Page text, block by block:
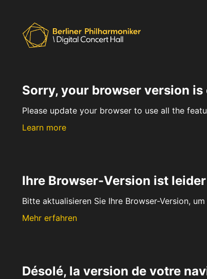
Sorry, your browser version
Please update your browser to use all the
Learn more
Ihre Browser-Version ist
Bitte aktualisieren Sie Ihre Browser-Version,
Mehr erfahren
Désolé, la version de votre